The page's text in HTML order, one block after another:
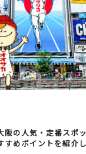
阪の人気・定番スポ
すめポイントを紹介